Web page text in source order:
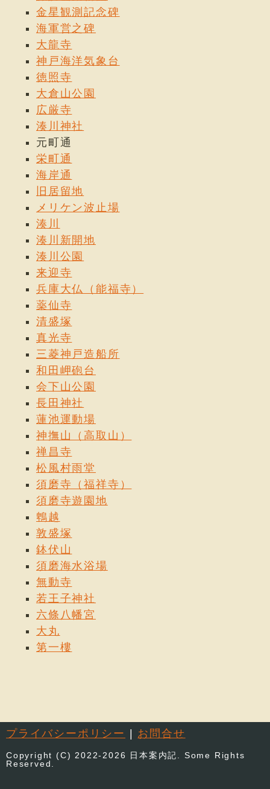
金星観測記念碑
海軍営之碑
大龍寺
神戸海洋気象台
徳照寺
大倉山公園
広厳寺
湊川神社
元町通
栄町通
海岸通
旧居留地
メリケン波止場
湊川
湊川新開地
湊川公園
来迎寺
兵庫大仏（能福寺）
薬仙寺
清盛塚
真光寺
三菱神戸造船所
和田岬砲台
会下山公園
長田神社
蓮池運動場
神撫山（高取山）
禅昌寺
松風村雨堂
須磨寺（福祥寺）
須磨寺遊園地
鵯越
敦盛塚
鉢伏山
須磨海水浴場
無動寺
若王子神社
六條八幡宮
大丸
第一樓
プライバシーポリシー | お問合せ
Copyright (C) 2022-2026 日本案内記. Some Rights
Reserved.